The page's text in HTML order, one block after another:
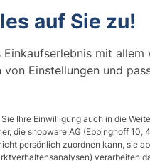
Folienmuster Service
auf Sie zu!
mit allem
Einstellungen und
Ihre Einwilligung auch in die
die shopware AG (Ebbinghoff 10,
persönlich zuordnen kann, sie
verarbeiten